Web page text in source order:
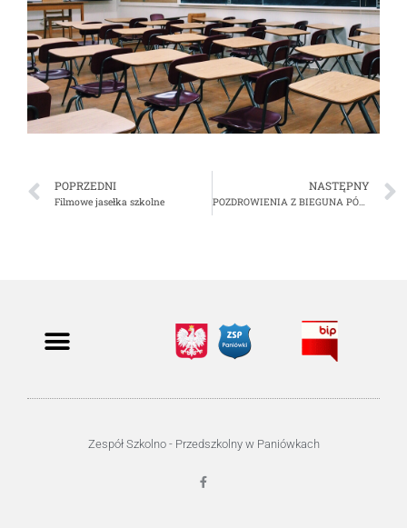
POPRZEDNI
Filmowe jasełka szkolne
NASTĘPNY
POZDROWIENIA Z BIEGUNA PÓŁNOCNEGO
Zespół Szkolno - Przedszkolny w Paniówkach